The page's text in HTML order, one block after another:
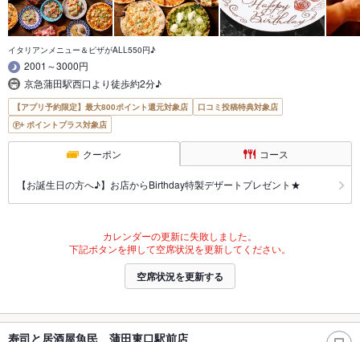
イタリアンメニュー＆ピザがALL550円♪
2001～3000円
京急蒲田駅西口より徒歩約2分♪
【アプリ予約限定】最大800ポイント還元対象店
口コミ投稿特典対象店
ポイントプラス対象店
クーポン コース
【お誕生日の方へ♪】お店からBirthday特製デザートプレゼント★
カレンダーの更新に失敗しました。
下記ボタンを押して空席状況を更新してください。
空席状況を更新する
寿司と居酒屋魚民 蒲田東口駅前店